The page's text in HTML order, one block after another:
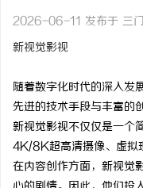
2026-06-11 发布于 三
新视觉影视
随着数字化时代的深入发
先进的技术手段与丰富的
新视觉影视不仅仅是一个
4K/8K超高清摄像、虚拟
在内容创作方面，新视觉